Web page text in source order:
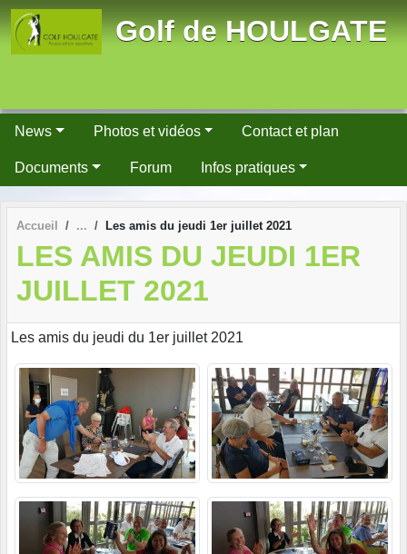
Golf de HOULGATE
News Photos et vidéos Contact et plan
Documents Forum Infos pratiques
Accueil Les amis du jeudi 1er juillet 2021
LES AMIS DU JEUDI 1ER
JUILLET 2021
Les amis du jeudi du 1er juillet 2021
Panneau de gestion des cookies